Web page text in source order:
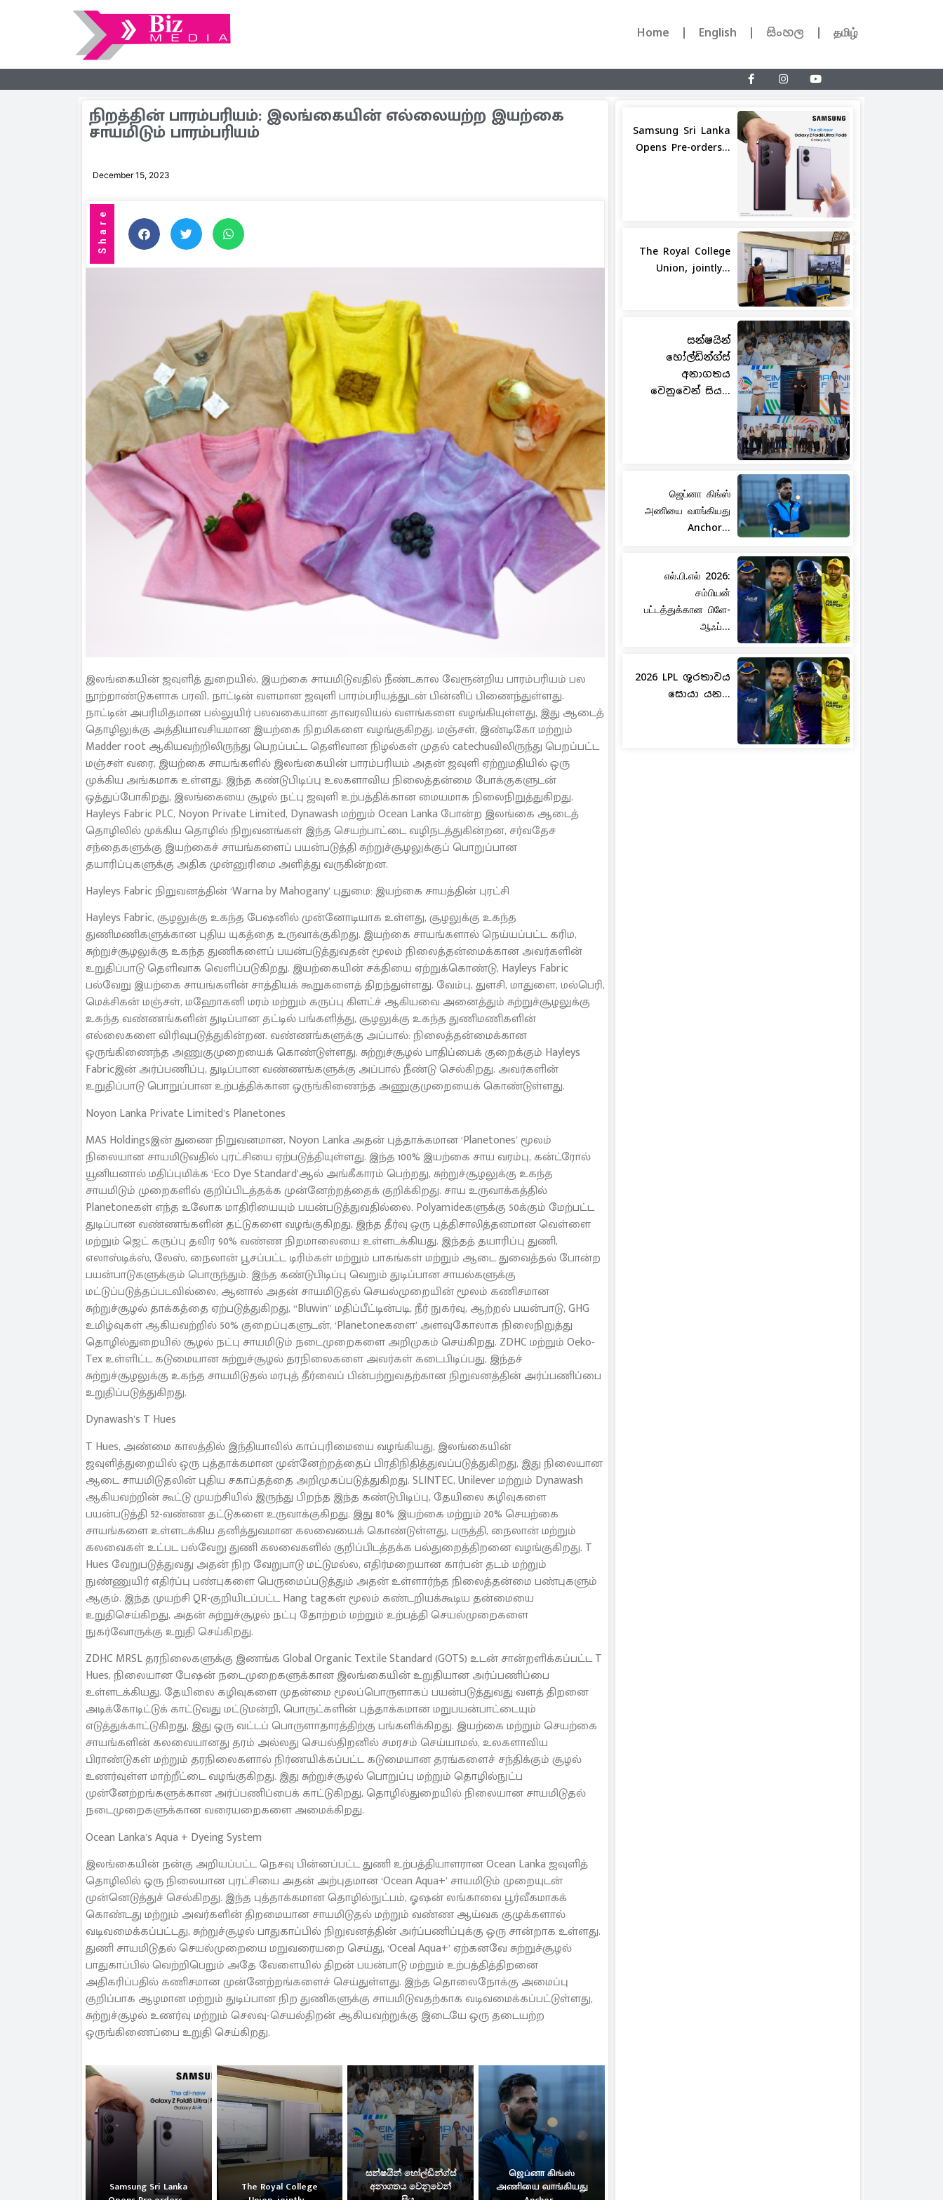
Home English සිංහල தமிழ்
நிறத்தின் பாரம்பரியம்: இலங்கையின் எல்லையற்ற இயற்கை
சாயமிடும் பாரம்பரியம்
December 15, 2023
Share Share
இலங்கையின் ஜவுளித் துறையில், இயற்கை சாயமிடுவதில் நீண்டகால வேரூன்றிய பாரம்பரியம் பல
நூற்றாண்டுகளாக பரவி, நாட்டின் வளமான ஜவுளி பாரம்பரியத்துடன் பின்னிப் பிணைந்துள்ளது.
நாட்டின் அபரிமிதமான பல்லுயிர் பலவகையான தாவரவியல் வளங்களை வழங்கியுள்ளது, இது ஆடைத்
தொழிலுக்கு அத்தியாவசியமான இயற்கை நிறமிகளை வழங்குகிறது. மஞ்சள், இண்டிகோ மற்றும்
Madder root ஆகியவற்றிலிருந்து பெறப்பட்ட தெளிவான நிழல்கள் முதல் catechuவிலிருந்து பெறப்பட்ட
மஞ்சள் வரை, இயற்கை சாயங்களில் இலங்கையின் பாரம்பரியம் அதன் ஜவுளி ஏற்றுமதியில் ஒரு
முக்கிய அங்கமாக உள்ளது. இந்த கண்டுபிடிப்பு உலகளாவிய நிலைத்தன்மை போக்குகளுடன்
ஒத்துப்போகிறது, இலங்கையை சூழல் நட்பு ஜவுளி உற்பத்திக்கான மையமாக நிலைநிறுத்துகிறது.
Hayleys Fabric PLC, Noyon Private Limited, Dynawash மற்றும் Ocean Lanka போன்ற இலங்கை ஆடைத்
தொழிலில் முக்கிய தொழில் நிறுவனங்கள் இந்த செயற்பாட்டை வழிநடத்துகின்றன, சர்வதேச
சந்தைகளுக்கு இயற்கைச் சாயங்களைப் பயன்படுத்தி சுற்றுச்சூழலுக்குப் பொறுப்பான
தயாரிப்புகளுக்கு அதிக முன்னுரிமை அளித்து வருகின்றன.
Hayleys Fabric நிறுவனத்தின் ‘Warna by Mahogany’ புதுமை: இயற்கை சாயத்தின் புரட்சி
Hayleys Fabric, சூழலுக்கு உகந்த பேஷனில் முன்னோடியாக உள்ளது, சூழலுக்கு உகந்த
துணிமணிகளுக்கான புதிய யுகத்தை உருவாக்குகிறது. இயற்கை சாயங்களால் நெய்யப்பட்ட கரிம,
சுற்றுச்சூழலுக்கு உகந்த துணிகளைப் பயன்படுத்துவதன் மூலம் நிலைத்தன்மைக்கான அவர்களின்
உறுதிப்பாடு தெளிவாக வெளிப்படுகிறது. இயற்கையின் சக்தியை ஏற்றுக்கொண்டு, Hayleys Fabric
பல்வேறு இயற்கை சாயங்களின் சாத்தியக் கூறுகளைத் திறந்துள்ளது. வேம்பு, துளசி, மாதுளை, மல்பெரி,
மெக்சிகன் மஞ்சள், மஹோகனி மரம் மற்றும் கருப்பு கிளட்ச் ஆகியவை அனைத்தும் சுற்றுச்சூழலுக்கு
உகந்த வண்ணங்களின் துடிப்பான தட்டில் பங்களித்து, சூழலுக்கு உகந்த துணிமணிகளின்
எல்லைகளை விரிவுபடுத்துகின்றன. வண்ணங்களுக்கு அப்பால்: நிலைத்தன்மைக்கான
ஒருங்கிணைந்த அணுகுமுறையைக் கொண்டுள்ளது. சுற்றுச்சூழல் பாதிப்பைக் குறைக்கும் Hayleys
Fabricஇன் அர்ப்பணிப்பு, துடிப்பான வண்ணங்களுக்கு அப்பால் நீண்டு செல்கிறது. அவர்களின்
உறுதிப்பாடு பொறுப்பான உற்பத்திக்கான ஒருங்கிணைந்த அணுகுமுறையைக் கொண்டுள்ளது.
Noyon Lanka Private Limited’s Planetones
MAS Holdingsஇன் துணை நிறுவனமான, Noyon Lanka அதன் புத்தாக்கமான ‘Planetones’ மூலம்
நிலையான சாயமிடுவதில் புரட்சியை ஏற்படுத்தியுள்ளது. இந்த 100% இயற்கை சாய வரம்பு, கன்ட்ரோல்
யூனியனால் மதிப்புமிக்க ‘Eco Dye Standard’ஆல் அங்கீகாரம் பெற்றது, சுற்றுச்சூழலுக்கு உகந்த
சாயமிடும் முறைகளில் குறிப்பிடத்தக்க முன்னேற்றத்தைக் குறிக்கிறது. சாய உருவாக்கத்தில்
Planetoneகள் எந்த உலோக மாதிரியையும் பயன்படுத்துவதில்லை. Polyamideகளுக்கு 50க்கும் மேற்பட்ட
துடிப்பான வண்ணங்களின் தட்டுகளை வழங்குகிறது, இந்த தீர்வு ஒரு புத்திசாலித்தனமான வெள்ளை
மற்றும் ஜெட் கருப்பு தவிர 90% வண்ண நிறமாலையை உள்ளடக்கியது. இந்தத் தயாரிப்பு துணி,
எலாஸ்டிக்ஸ், லேஸ், நைலான் பூசப்பட்ட டிரிம்கள் மற்றும் பாகங்கள் மற்றும் ஆடை துவைத்தல் போன்ற
பயன்பாடுகளுக்கும் பொருந்தும். இந்த கண்டுபிடிப்பு வெறும் துடிப்பான சாயல்களுக்கு
மட்டுப்படுத்தப்படவில்லை, ஆனால் அதன் சாயமிடுதல் செயல்முறையின் மூலம் கணிசமான
சுற்றுச்சூழல் தாக்கத்தை ஏற்படுத்துகிறது, “Bluwin” மதிப்பீட்டின்படி, நீர் நுகர்வு, ஆற்றல் பயன்பாடு, GHG
உமிழ்வுகள் ஆகியவற்றில் 50% குறைப்புகளுடன், ‘Planetoneகளை’ அளவுகோலாக நிலைநிறுத்து
தொழில்துறையில் சூழல் நட்பு சாயமிடும் நடைமுறைகளை அறிமுகம் செய்கிறது. ZDHC மற்றும் Oeko-
Tex உள்ளிட்ட கடுமையான சுற்றுச்சூழல் தரநிலைகளை அவர்கள் கடைபிடிப்பது, இந்தச்
சுற்றுச்சூழலுக்கு உகந்த சாயமிடுதல் மரபுத் தீர்வைப் பின்பற்றுவதற்கான நிறுவனத்தின் அர்ப்பணிப்பை
உறுதிப்படுத்துகிறது.
Dynawash’s T Hues
T Hues, அண்மை காலத்தில் இந்தியாவில் காப்புரிமையை வழங்கியது, இலங்கையின்
ஜவுளித்துறையில் ஒரு புத்தாக்கமான முன்னேற்றத்தைப் பிரதிநிதித்துவப்படுத்துகிறது, இது நிலையான
ஆடை சாயமிடுதலின் புதிய சகாப்தத்தை அறிமுகப்படுத்துகிறது. SLINTEC, Unilever மற்றும் Dynawash
ஆகியவற்றின் கூட்டு முயற்சியில் இருந்து பிறந்த இந்த கண்டுபிடிப்பு, தேயிலை கழிவுகளை
பயன்படுத்தி 52-வண்ண தட்டுகளை உருவாக்குகிறது. இது 80% இயற்கை மற்றும் 20% செயற்கை
சாயங்களை உள்ளடக்கிய தனித்துவமான கலவையைக் கொண்டுள்ளது, பருத்தி, நைலான் மற்றும்
கலவைகள் உட்பட பல்வேறு துணி கலவைகளில் குறிப்பிடத்தக்க பல்துறைத்திறனை வழங்குகிறது. T
Hues வேறுபடுத்துவது அதன் நிற வேறுபாடு மட்டுமல்ல, எதிர்மறையான கார்பன் தடம் மற்றும்
நுண்ணுயிர் எதிர்ப்பு பண்புகளை பெருமைப்படுத்தும் அதன் உள்ளார்ந்த நிலைத்தன்மை பண்புகளும்
ஆகும். இந்த முயற்சி QR-குறியிடப்பட்ட Hang tagகள் மூலம் கண்டறியக்கூடிய தன்மையை
உறுதிசெய்கிறது, அதன் சுற்றுச்சூழல் நட்பு தோற்றம் மற்றும் உற்பத்தி செயல்முறைகளை
நுகர்வோருக்கு உறுதி செய்கிறது.
ZDHC MRSL தரநிலைகளுக்கு இணங்க Global Organic Textile Standard (GOTS) உடன் சான்றளிக்கப்பட்ட T
Hues, நிலையான பேஷன் நடைமுறைகளுக்கான இலங்கையின் உறுதியான அர்ப்பணிப்பை
உள்ளடக்கியது. தேயிலை கழிவுகளை முதன்மை மூலப்பொருளாகப் பயன்படுத்துவது வளத் திறனை
அடிக்கோடிட்டுக் காட்டுவது மட்டுமன்றி, பொருட்களின் புத்தாக்கமான மறுபயன்பாட்டையும்
எடுத்துக்காட்டுகிறது, இது ஒரு வட்டப் பொருளாதாரத்திற்கு பங்களிக்கிறது. இயற்கை மற்றும் செயற்கை
சாயங்களின் கலவையானது தரம் அல்லது செயல்திறனில் சமரசம் செய்யாமல், உலகளாவிய
பிராண்டுகள் மற்றும் தரநிலைகளால் நிர்ணயிக்கப்பட்ட கடுமையான தரங்களைச் சந்திக்கும் சூழல்
உணர்வுள்ள மாற்றீட்டை வழங்குகிறது. இது சுற்றுச்சூழல் பொறுப்பு மற்றும் தொழில்நுட்ப
முன்னேற்றங்களுக்கான அர்ப்பணிப்பைக் காட்டுகிறது, தொழில்துறையில் நிலையான சாயமிடுதல்
நடைமுறைகளுக்கான வரையறைகளை அமைக்கிறது.
Ocean Lanka’s Aqua + Dyeing System
இலங்கையின் நன்கு அறியப்பட்ட நெசவு பின்னப்பட்ட துணி உற்பத்தியாளரான Ocean Lanka ஜவுளித்
தொழிலில் ஒரு நிலையான புரட்சியை அதன் அற்புதமான ‘Ocean Aqua+’ சாயமிடும் முறையுடன்
முன்னெடுத்துச் செல்கிறது. இந்த புத்தாக்கமான தொழில்நுட்பம், ஓஷன் லங்காவை பூர்வீகமாகக்
கொண்டது மற்றும் அவர்களின் திறமையான சாயமிடுதல் மற்றும் வண்ண ஆய்வக குழுக்களால்
வடிவமைக்கப்பட்டது, சுற்றுச்சூழல் பாதுகாப்பில் நிறுவனத்தின் அர்ப்பணிப்புக்கு ஒரு சான்றாக உள்ளது.
துணி சாயமிடுதல் செயல்முறையை மறுவரையறை செய்து, ‘Oceal Aqua+’ ஏற்கனவே சுற்றுச்சூழல்
பாதுகாப்பில் வெற்றிபெறும் அதே வேளையில் திறன் பயன்பாடு மற்றும் உற்பத்தித்திறனை
அதிகரிப்பதில் கணிசமான முன்னேற்றங்களைச் செய்துள்ளது. இந்த தொலைநோக்கு அமைப்பு
குறிப்பாக ஆழமான மற்றும் துடிப்பான நிற துணிகளுக்கு சாயமிடுவதற்காக வடிவமைக்கப்பட்டுள்ளது,
சுற்றுச்சூழல் உணர்வு மற்றும் செலவு-செயல்திறன் ஆகியவற்றுக்கு இடையே ஒரு தடையற்ற
ஒருங்கிணைப்பை உறுதி செய்கிறது.
Samsung Sri Lanka
The Royal College
සන්ෂයින් හෝල්ඩින්ග්ස්
අනාගතය වෙනුවෙන්
ஜெப்னா கிங்ஸ்
அணியை வாங்கியது
Samsung Sri Lanka
Opens Pre-orders...
The Royal College
Union, jointly...
සන්ෂයින්
හෝල්ඩින්ග්ස්
අනාගතය
වෙනුවෙන් සිය...
ஜெப்னா கிங்ஸ்
அணியை வாங்கியது
Anchor...
எல்.பி.எல் 2026:
சம்பியன்
பட்டத்துக்கான பிளே-
ஆஃப்...
2026 LPL ශූරතාවය
සොයා යන...